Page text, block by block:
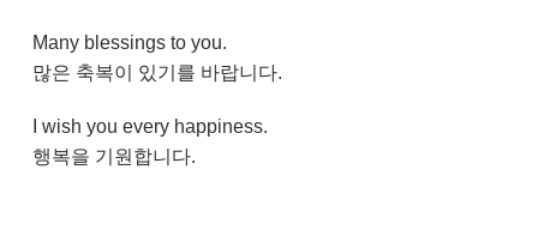
Many blessings to you.
많은 축복이 있기를 바랍니다.
I wish you every happiness.
행복을 기원합니다.